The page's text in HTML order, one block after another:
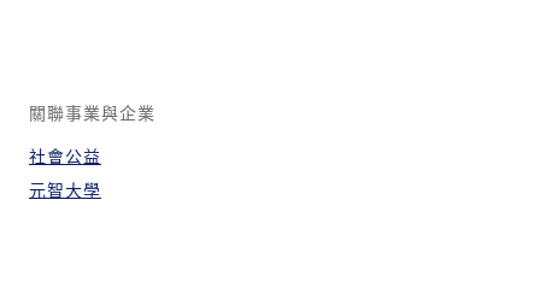
關聯事業與企業
社會公益
元智大學